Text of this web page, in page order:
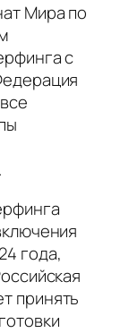
Мира по
с
года,
принять